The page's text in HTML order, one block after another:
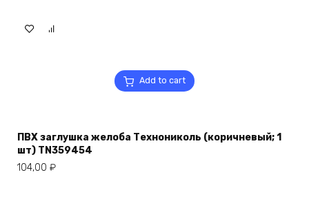
Add to cart
ПВХ заглушка желоба Технониколь (коричневый; 1
шт) TN359454
104,00 ₽